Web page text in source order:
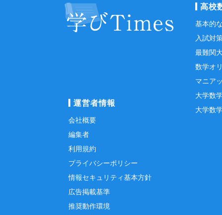
高校
基本的
入試対
最難関
数学オ
マニア
大学数
大学数
運営者情報
会社概要
編集者
利用規約
プライバシーポリシー
情報セキュリティ基本方針
広告掲載基準
推奨動作環境